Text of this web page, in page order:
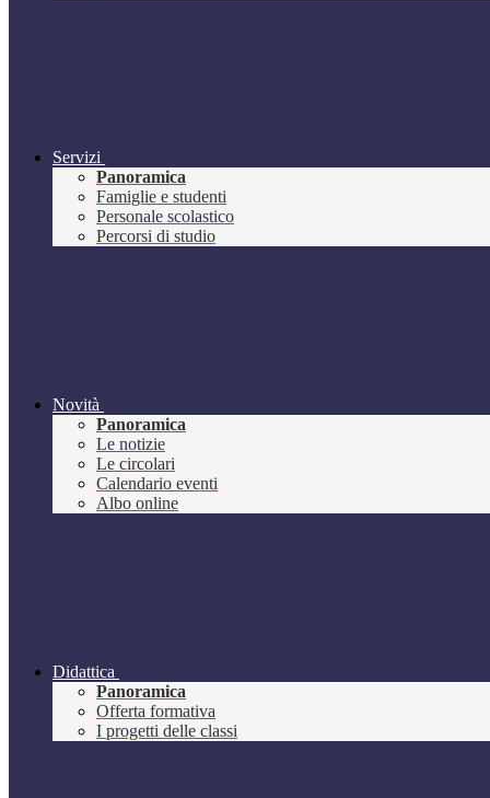
Servizi
Panoramica
Famiglie e studenti
Personale scolastico
Percorsi di studio
Novità
Panoramica
Le notizie
Le circolari
Calendario eventi
Albo online
Didattica
Panoramica
Offerta formativa
I progetti delle classi